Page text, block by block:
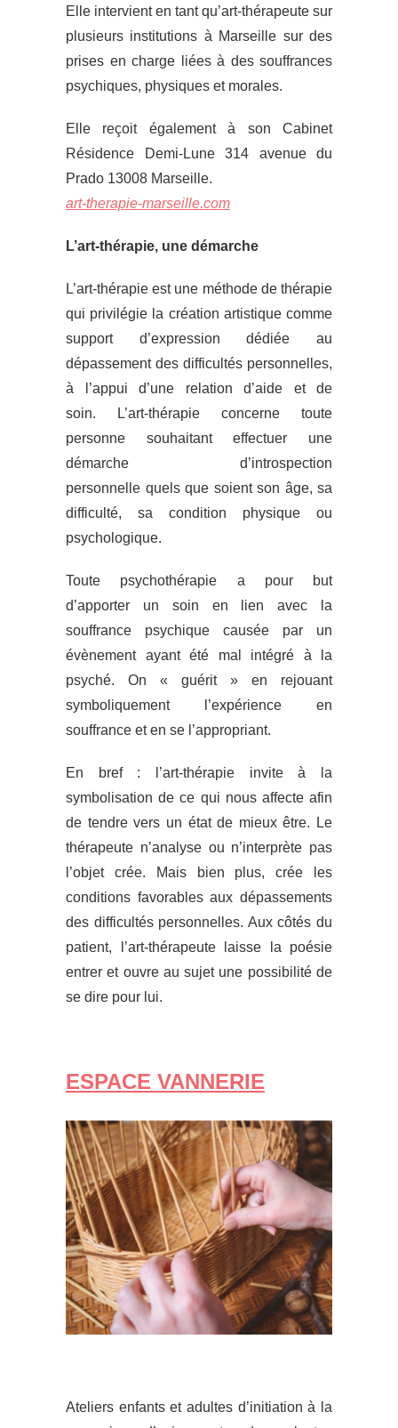
Elle intervient en tant qu’art-thérapeute sur
plusieurs institutions à Marseille sur des
prises en charge liées à des souffrances
psychiques, physiques et morales.
Elle reçoit également à son Cabinet
Résidence Demi-Lune 314 avenue du
Prado 13008 Marseille.
art-therapie-marseille.com
L’art-thérapie, une démarche
L’art-thérapie est une méthode de thérapie
qui privilégie la création artistique comme
support d’expression dédiée au
dépassement des difficultés personnelles,
à l’appui d’une relation d’aide et de
soin. L’art-thérapie concerne toute
personne souhaitant effectuer une
démarche d’introspection
personnelle quels que soient son âge, sa
difficulté, sa condition physique ou
psychologique.
Toute psychothérapie a pour but
d’apporter un soin en lien avec la
souffrance psychique causée par un
évènement ayant été mal intégré à la
psyché. On « guérit » en rejouant
symboliquement l’expérience en
souffrance et en se l’appropriant.
En bref : l’art-thérapie invite à la
symbolisation de ce qui nous affecte afin
de tendre vers un état de mieux être. Le
thérapeute n’analyse ou n’interprète pas
l’objet crée. Mais bien plus, crée les
conditions favorables aux dépassements
des difficultés personnelles. Aux côtés du
patient, l’art-thérapeute laisse la poésie
entrer et ouvre au sujet une possibilité de
se dire pour lui.
ESPACE VANNERIE
Ateliers enfants et adultes d’initiation à la